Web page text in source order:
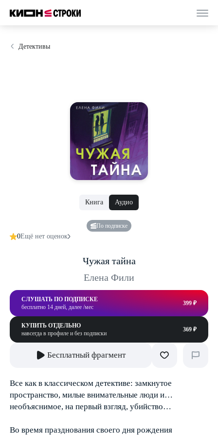
Детективы
Книга Аудио
По подписке
0Ещё нет оценок
Чужая тайна
Елена Фили
СЛУШАТЬ ПО ПОДПИСКЕ
бесплатно 14 дней, далее /мес
399 ₽
КУПИТЬ ОТДЕЛЬНО
навсегда в профиле и без подписки
369 ₽
Бесплатный фрагмент
Все как в классическом детективе: замкнутое
пространство, милые внимательные люди и…
необъяснимое, на первый взгляд, убийство…
Во время празднования своего дня рождения